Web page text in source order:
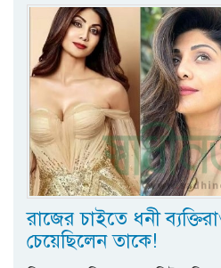
রাজের চাইতে ধনী
চেয়েছিলেন তাকে!